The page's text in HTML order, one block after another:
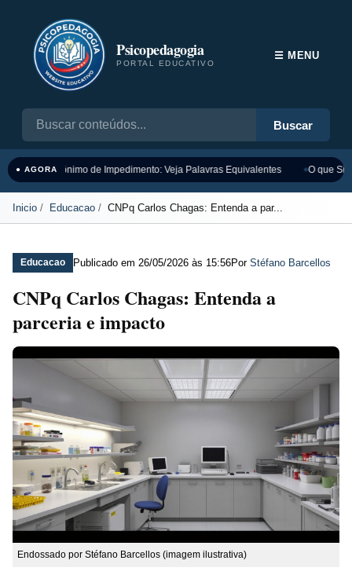
Psicopedagogia
PORTAL EDUCATIVO
Buscar
☰ MENU
● AGORASinônimo de Impedimento: Veja Palavras Equivalentes O que
Inicio Educacao CNPq Carlos Chagas: Entenda a par...
Educacao Publicado em 26/05/2026 às 15:56Por Stéfano Barcellos
CNPq Carlos Chagas: Entenda a
parceria e impacto
Endossado por Stéfano Barcellos (imagem ilustrativa)